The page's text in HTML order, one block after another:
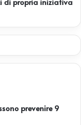
prevenire 9